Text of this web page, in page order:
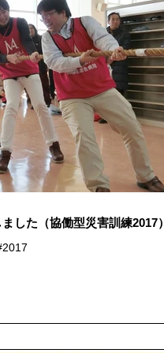
した（協働型災害訓練2017）